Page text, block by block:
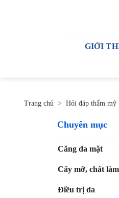
GIỚI
Trang chủ > Hỏi đáp thẩm mỹ
Chuyên mục
Căng da mặt
Cấy mỡ, chất
Điều trị da